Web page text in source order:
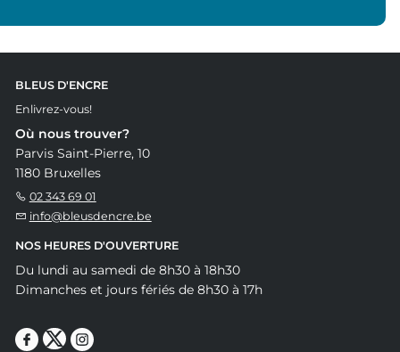
BLEUS D'ENCRE
Enlivrez-vous!
Où nous trouver?
Parvis Saint-Pierre, 10
1180 Bruxelles
02 343 69 01
info@bleusdencre.be
NOS HEURES D'OUVERTURE
Du lundi au samedi de 8h30 à 18h30
Dimanches et jours fériés de 8h30 à 17h